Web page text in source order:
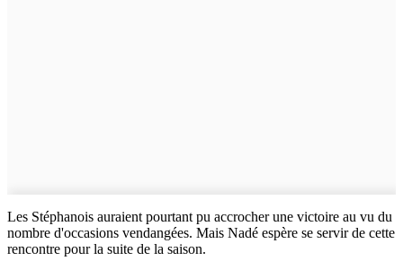
Les Stéphanois auraient pourtant pu accrocher une victoire au vu du
nombre d'occasions vendangées. Mais Nadé espère se servir de cette
rencontre pour la suite de la saison.